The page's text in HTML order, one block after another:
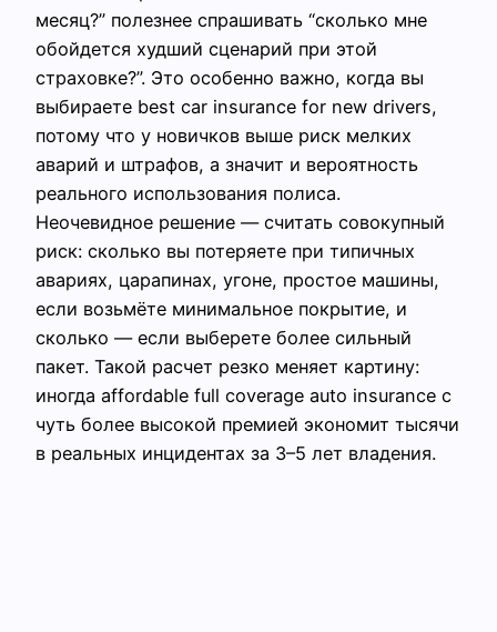
месяц?” полезнее спрашивать “сколько мне
обойдется худший сценарий при этой
страховке?”. Это особенно важно, когда вы
выбираете best car insurance for new drivers,
потому что у новичков выше риск мелких
аварий и штрафов, а значит и вероятность
реального использования полиса.
Неочевидное решение — считать совокупный
риск: сколько вы потеряете при типичных
авариях, царапинах, угоне, простое машины,
если возьмёте минимальное покрытие, и
сколько — если выберете более сильный
пакет. Такой расчет резко меняет картину:
иногда affordable full coverage auto insurance с
чуть более высокой премией экономит тысячи
в реальных инцидентах за 3–5 лет владения.